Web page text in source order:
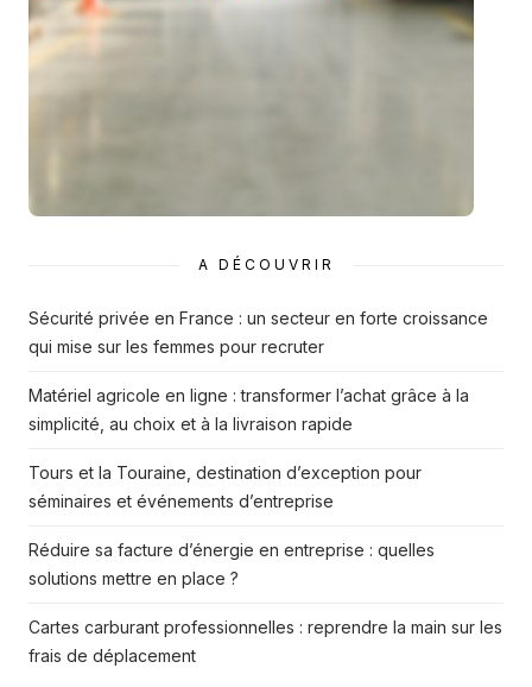
A DÉCOUVRIR
Sécurité privée en France : un secteur en forte croissance
qui mise sur les femmes pour recruter
Matériel agricole en ligne : transformer l’achat grâce à la
simplicité, au choix et à la livraison rapide
Tours et la Touraine, destination d’exception pour
séminaires et événements d’entreprise
Réduire sa facture d’énergie en entreprise : quelles
solutions mettre en place ?
Cartes carburant professionnelles : reprendre la main sur les
frais de déplacement